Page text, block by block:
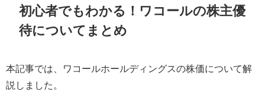
初心者でもわかる！ワコールの株主優
待についてまとめ
本記事では、ワコールホールディングスの株価について解
説しました。